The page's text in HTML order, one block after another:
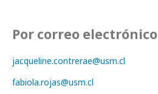
Por correo electrónico
jacqueline.contrerae@usm.cl
fabiola.rojas@usm.cl